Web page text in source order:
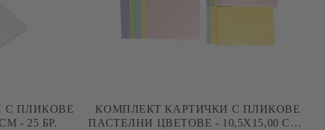
С ПЛИКОВЕ
- 25 БР.
КОМПЛЕКТ КАРТИЧКИ С ПЛИКОВЕ
ПАСТЕЛНИ ЦВЕТОВЕ - 10,5X15,00 CM -